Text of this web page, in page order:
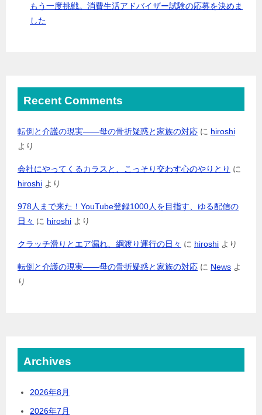
もう一度挑戦。消費生活アドバイザー試験の応募を決めま
した
Recent Comments
転倒と介護の現実――母の骨折疑惑と家族の対応 に hiroshi
より
会社にやってくるカラスと、こっそり交わす心のやりとり に
hiroshi より
978人まで来た！YouTube登録1000人を目指す、ゆる配信の
日々 に hiroshi より
クラッチ滑りとエア漏れ、綱渡り運行の日々 に hiroshi より
転倒と介護の現実――母の骨折疑惑と家族の対応 に News よ
り
Archives
2026年8月
2026年7月